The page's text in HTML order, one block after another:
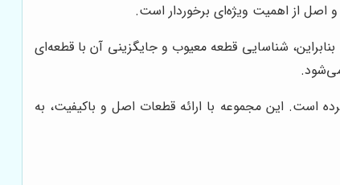
اصل از اهمیت ویژه‌ای برخوردار است.
شناسایی قطعه معیوب و جایگزینی آن با قطعه‌ای
است. این مجموعه با ارائه قطعات اصل و باکیفیت، به